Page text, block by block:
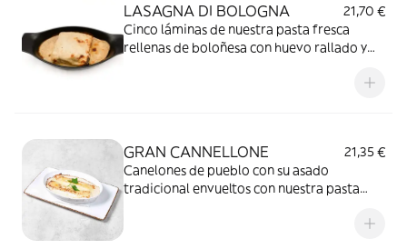
LASAGNA DI BOLOGNA
21,70 €
Cinco láminas de nuestra pasta fresca
rellenas de boloñesa con huevo rallado y
GRAN CANNELLONE
21,35 €
Canelones de pueblo con su asado
tradicional envueltos con nuestra pasta